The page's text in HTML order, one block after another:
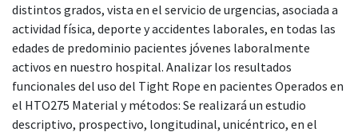
distintos grados, vista en el servicio de urgencias, asociada a
actividad física, deporte y accidentes laborales, en todas las
edades de predominio pacientes jóvenes laboralmente
activos en nuestro hospital. Analizar los resultados
funcionales del uso del Tight Rope en pacientes Operados en
el HTO275 Material y métodos: Se realizará un estudio
descriptivo, prospectivo, longitudinal, unicéntrico, en el